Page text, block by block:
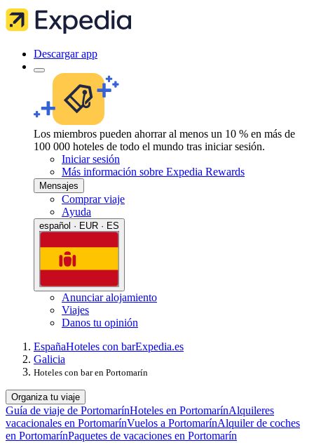
Descargar app
Los miembros pueden ahorrar al menos un 10 % en más de
100 000 hoteles de todo el mundo tras iniciar sesión.
Iniciar sesión
Más información sobre Expedia Rewards
Mensajes
Comprar viaje
Ayuda
español · EUR · ES
Anunciar alojamiento
Viajes
Danos tu opinión
EspañaHoteles con barExpedia.es
Galicia
Hoteles con bar en Portomarín
Organiza tu viaje
Guía de viaje de PortomarínHoteles en PortomarínAlquileres
vacacionales en PortomarínVuelos a PortomarínAlquiler de coches
en PortomarínPaquetes de vacaciones en Portomarín